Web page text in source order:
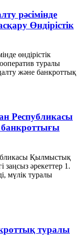
рәсімінде
Өндiрiстiк
өндірістік
туралы
және банкроттық
Республикасы
Қылмыстық
заңсыз әрекеттер 1.
мүлік туралы
туралы